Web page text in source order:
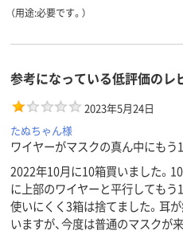
（用途:必要です。）
参考になっている低評価のレ
2023年5月24日
たぬちゃん様
ワイヤーがマスクの真ん中にもう
2022年10月に10箱買いました。
に上部のワイヤーと平行してもう
使いにくく3箱は捨てました。耳
いますが、今度は普通のマスクが